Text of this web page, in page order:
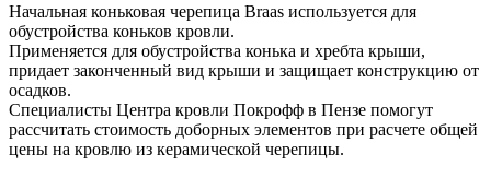
Начальная коньковая черепица Braas используется для
обустройства коньков кровли.
Применяется для обустройства конька и хребта крыши,
придает законченный вид крыши и защищает конструкцию от
осадков.
Специалисты Центра кровли Покрофф в Пензе помогут
рассчитать стоимость доборных элементов при расчете общей
цены на кровлю из керамической черепицы.